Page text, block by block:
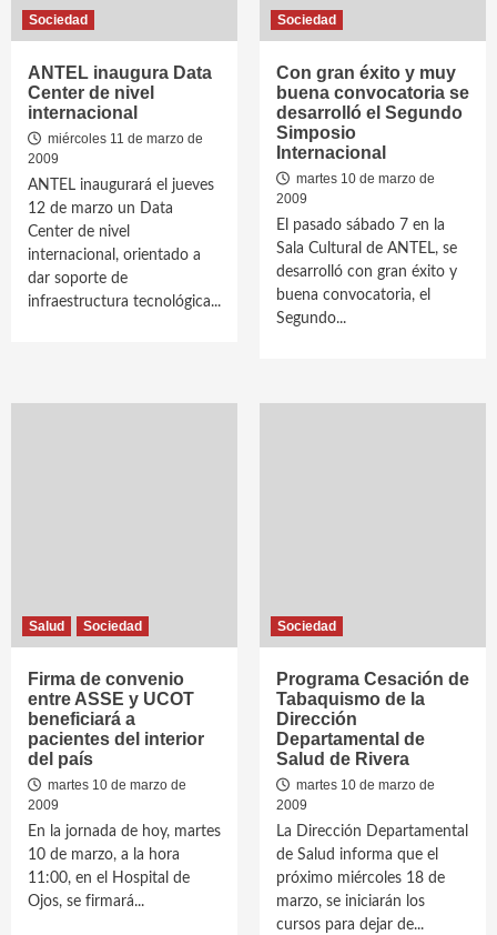
Sociedad
ANTEL inaugura Data
Center de nivel
internacional
miércoles 11 de marzo de
2009
ANTEL inaugurará el jueves
12 de marzo un Data
Center de nivel
internacional, orientado a
dar soporte de
infraestructura tecnológica...
Sociedad
Con gran éxito y muy
buena convocatoria se
desarrolló el Segundo
Simposio
Internacional
martes 10 de marzo de
2009
El pasado sábado 7 en la
Sala Cultural de ANTEL, se
desarrolló con gran éxito y
buena convocatoria, el
Segundo...
Salud Sociedad
Firma de convenio
entre ASSE y UCOT
beneficiará a
pacientes del interior
del país
martes 10 de marzo de
2009
En la jornada de hoy, martes
10 de marzo, a la hora
11:00, en el Hospital de
Ojos, se firmará...
Sociedad
Programa Cesación de
Tabaquismo de la
Dirección
Departamental de
Salud de Rivera
martes 10 de marzo de
2009
La Dirección Departamental
de Salud informa que el
próximo miércoles 18 de
marzo, se iniciarán los
cursos para dejar de...